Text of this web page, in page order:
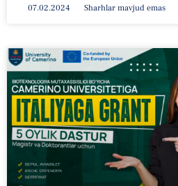
07.02.2024 Sharhlar mavjud emas